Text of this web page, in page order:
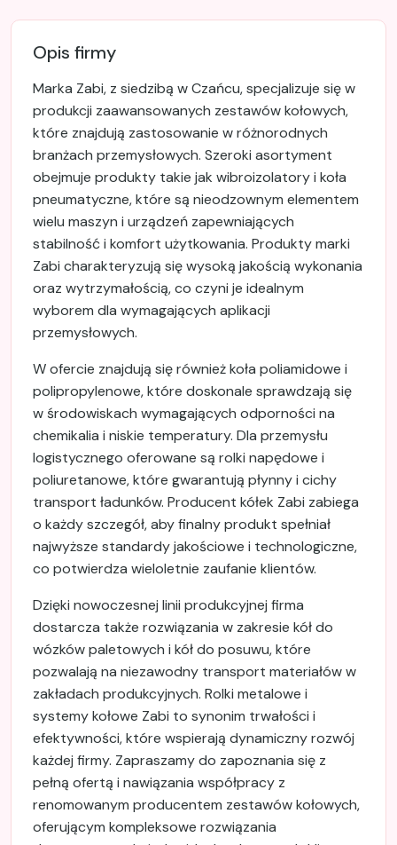
Opis firmy
Marka Zabi, z siedzibą w Czańcu, specjalizuje się w
produkcji zaawansowanych zestawów kołowych,
które znajdują zastosowanie w różnorodnych
branżach przemysłowych. Szeroki asortyment
obejmuje produkty takie jak wibroizolatory i koła
pneumatyczne, które są nieodzownym elementem
wielu maszyn i urządzeń zapewniających
stabilność i komfort użytkowania. Produkty marki
Zabi charakteryzują się wysoką jakością wykonania
oraz wytrzymałością, co czyni je idealnym
wyborem dla wymagających aplikacji
przemysłowych.
W ofercie znajdują się również koła poliamidowe i
polipropylenowe, które doskonale sprawdzają się
w środowiskach wymagających odporności na
chemikalia i niskie temperatury. Dla przemysłu
logistycznego oferowane są rolki napędowe i
poliuretanowe, które gwarantują płynny i cichy
transport ładunków. Producent kółek Zabi zabiega
o każdy szczegół, aby finalny produkt spełniał
najwyższe standardy jakościowe i technologiczne,
co potwierdza wieloletnie zaufanie klientów.
Dzięki nowoczesnej linii produkcyjnej firma
dostarcza także rozwiązania w zakresie kół do
wózków paletowych i kół do posuwu, które
pozwalają na niezawodny transport materiałów w
zakładach produkcyjnych. Rolki metalowe i
systemy kołowe Zabi to synonim trwałości i
efektywności, które wspierają dynamiczny rozwój
każdej firmy. Zapraszamy do zapoznania się z
pełną ofertą i nawiązania współpracy z
renomowanym producentem zestawów kołowych,
oferującym kompleksowe rozwiązania